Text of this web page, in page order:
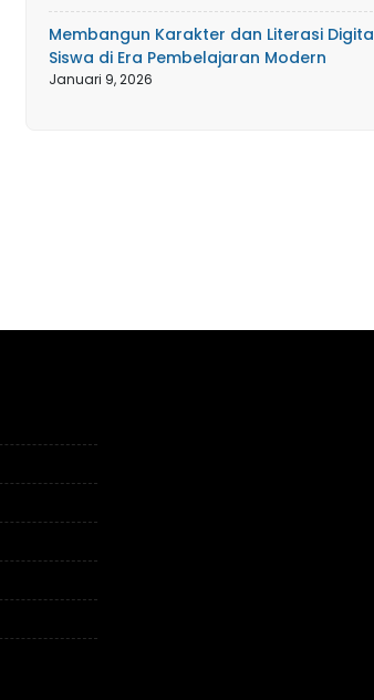
Membangun Karakter dan Literasi
Siswa di Era Pembelajaran Modern
Januari 9, 2026